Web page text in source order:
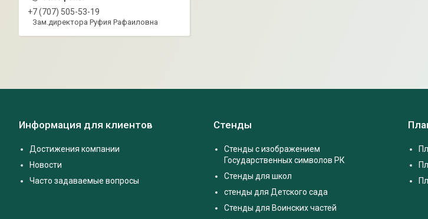
+7 (707) 505-53-19
Зам.директора Руфия Рафаиловна
Информация для клиентов
Достижения компании
Новости
Часто задаваемые вопросы
Стенды
Стенды с изображением
Государственных символов РК
Стенды для школ
стенды для Детского сада
Стенды для Воинских частей